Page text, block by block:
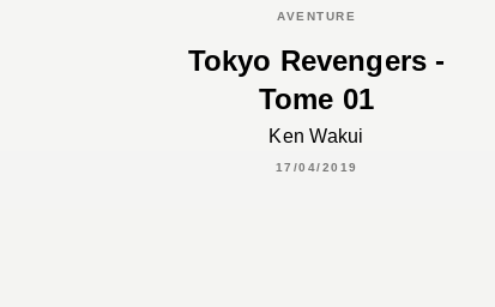
AVENTURE
Tokyo Revengers -
Tome 01
Ken Wakui
17/04/2019